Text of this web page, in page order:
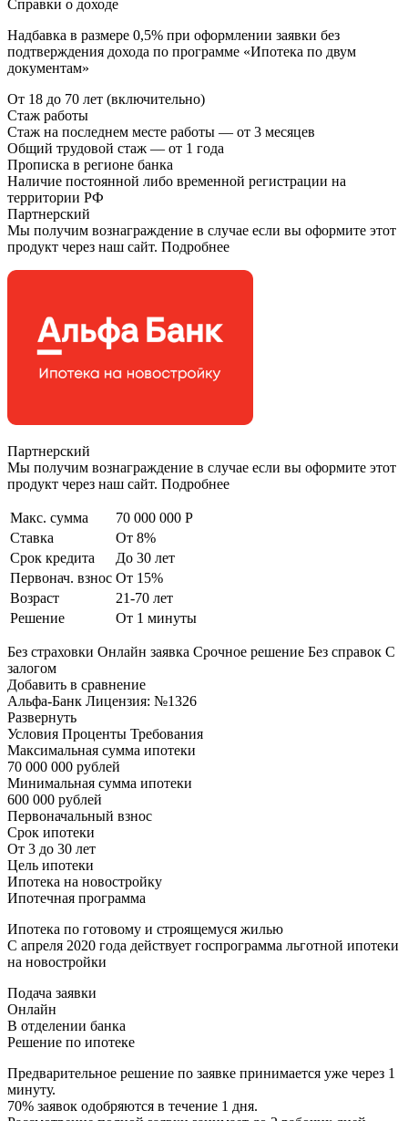
Справки о доходе
Надбавка в размере 0,5% при оформлении заявки без
подтверждения дохода по программе «Ипотека по двум
документам»
От 18 до 70 лет (включительно)
Стаж работы
Стаж на последнем месте работы — от 3 месяцев
Общий трудовой стаж — от 1 года
Прописка в регионе банка
Наличие постоянной либо временной регистрации на
территории РФ
Партнерский
Мы получим вознаграждение в случае если вы оформите этот
продукт через наш сайт. Подробнее
Партнерский
Мы получим вознаграждение в случае если вы оформите этот
продукт через наш сайт. Подробнее
Макс. сумма
70 000 000 Р
Ставка
От 8%
Срок кредита
До 30 лет
Первонач. взнос От 15%
Возраст
21-70 лет
Решение
От 1 минуты
Без страховки Онлайн заявка Срочное решение Без справок С
залогом
Добавить в сравнение
Альфа-Банк Лицензия: №1326
Развернуть
Условия Проценты Требования
Максимальная сумма ипотеки
70 000 000 рублей
Минимальная сумма ипотеки
600 000 рублей
Первоначальный взнос
Срок ипотеки
От 3 до 30 лет
Цель ипотеки
Ипотека на новостройку
Ипотечная программа
Ипотека по готовому и строящемуся жилью
С апреля 2020 года действует госпрограмма льготной ипотеки
на новостройки
Подача заявки
Онлайн
В отделении банка
Решение по ипотеке
Предварительное решение по заявке принимается уже через 1
минуту.
70% заявок одобряются в течение 1 дня.